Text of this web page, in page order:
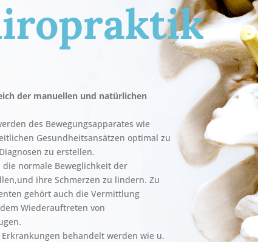
der manuellen und natürlichen
des Bewegungsapparates wie
Gesundheitsansätzen optimal zu
zu erstellen.
normale Beweglichkeit der
ihre Schmerzen zu lindern. Zu
gehört auch die Vermittlung
Wiederauftreten von
behandelt werden wie u.